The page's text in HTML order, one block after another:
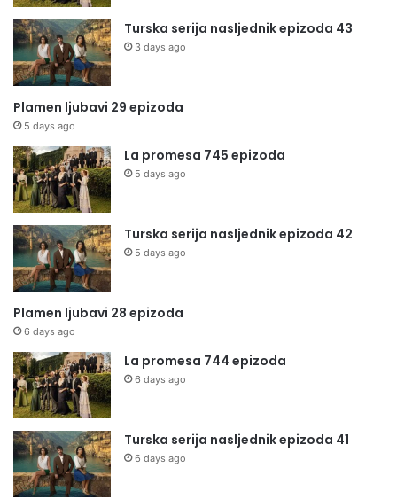
Turska serija nasljednik epizoda 43
3 days ago
Plamen ljubavi 29 epizoda
5 days ago
La promesa 745 epizoda
5 days ago
Turska serija nasljednik epizoda 42
5 days ago
Plamen ljubavi 28 epizoda
6 days ago
La promesa 744 epizoda
6 days ago
Turska serija nasljednik epizoda 41
6 days ago